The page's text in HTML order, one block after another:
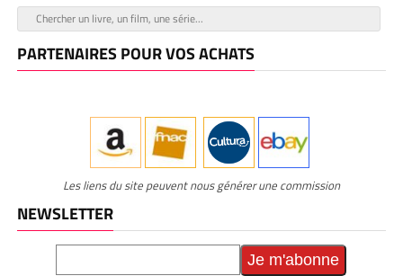
PARTENAIRES POUR VOS ACHATS
Les liens du site peuvent nous générer une commission
NEWSLETTER